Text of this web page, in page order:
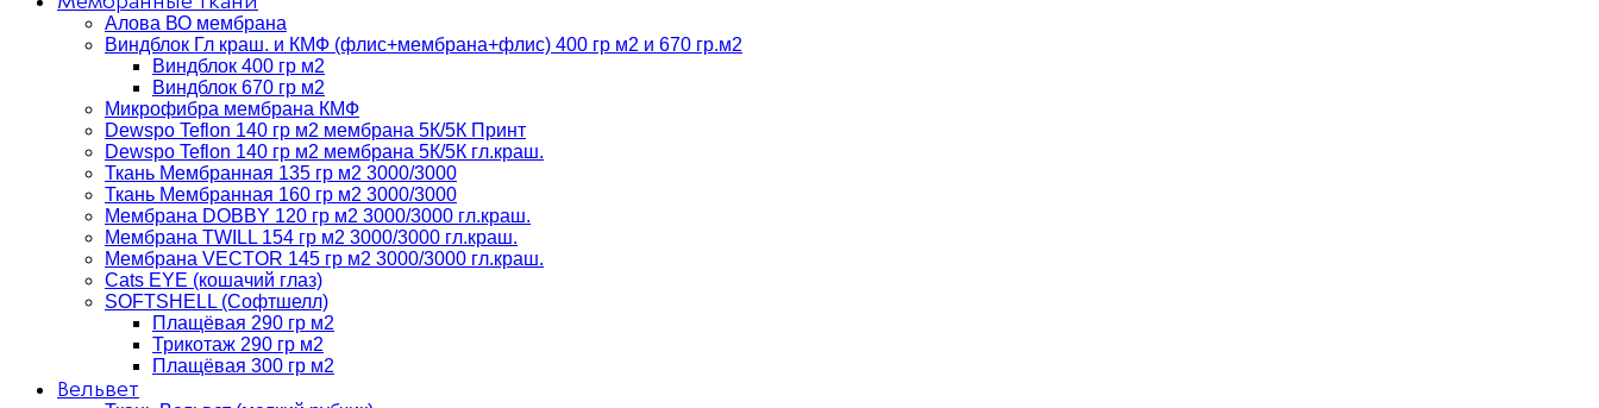
Алова ВО мембрана
Виндблок Гл краш. и КМФ (флис+мембрана+флис) 400 гр м2 и 670 гр.м2
Виндблок 400 гр м2
Виндблок 670 гр м2
Микрофибра мембрана КМФ
Dewspo Teflon 140 гр м2 мембрана 5К/5К Принт
Dewspo Teflon 140 гр м2 мембрана 5К/5К гл.краш.
Ткань Мембранная 135 гр м2 3000/3000
Ткань Мембранная 160 гр м2 3000/3000
Мембрана DOBBY 120 гр м2 3000/3000 гл.краш.
Мембрана TWILL 154 гр м2 3000/3000 гл.краш.
Мембрана VECTOR 145 гр м2 3000/3000 гл.краш.
Cats EYE (кошачий глаз)
SOFTSHELL (Софтшелл)
Плащёвая 290 гр м2
Трикотаж 290 гр м2
Плащёвая 300 гр м2
Вельвет